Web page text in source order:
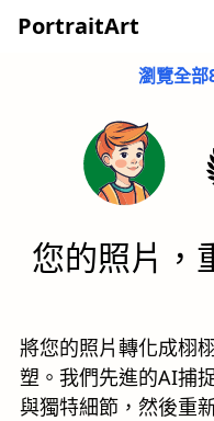
PortraitArt
瀏覽全
您的照片，
將您的照片轉化成栩
塑。我們先進的AI捕
與獨特細節，然後重